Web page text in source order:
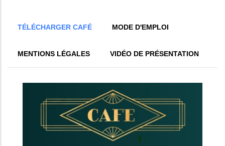
TÉLÉCHARGER CAFÉ MODE D'EMPLOI
MENTIONS LÉGALES VIDÉO DE PRÉSENTATION